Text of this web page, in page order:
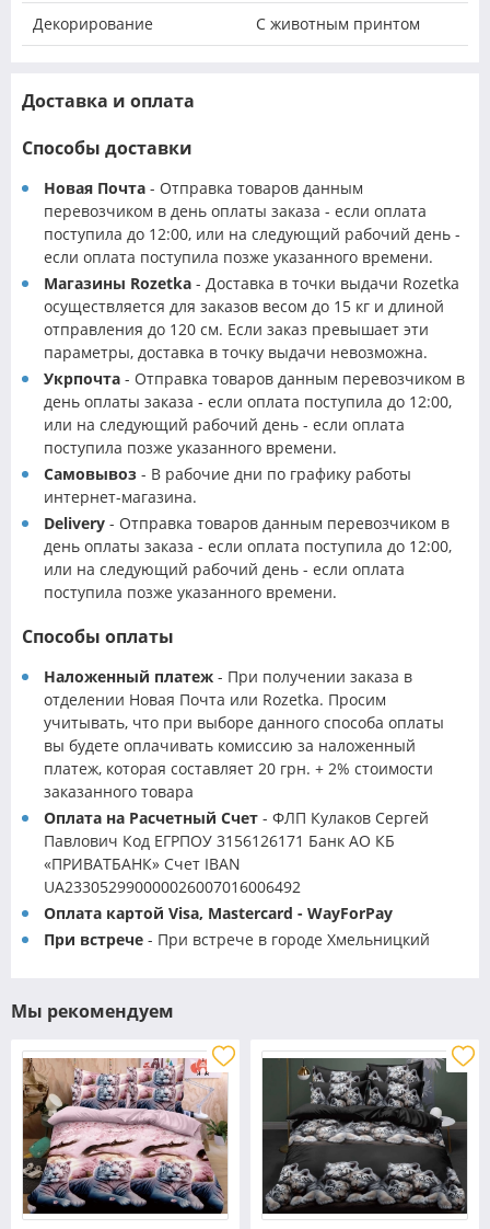
Декорирование С животным принтом
Доставка и оплата
Способы доставки
Новая Почта - Отправка товаров данным
перевозчиком в день оплаты заказа - если оплата
поступила до 12:00, или на следующий рабочий день -
если оплата поступила позже указанного времени.
Магазины Rozetka - Доставка в точки выдачи Rozetka
осуществляется для заказов весом до 15 кг и длиной
отправления до 120 см. Если заказ превышает эти
параметры, доставка в точку выдачи невозможна.
Укрпочта - Отправка товаров данным перевозчиком в
день оплаты заказа - если оплата поступила до 12:00,
или на следующий рабочий день - если оплата
поступила позже указанного времени.
Самовывоз - В рабочие дни по графику работы
интернет-магазина.
Delivery - Отправка товаров данным перевозчиком в
день оплаты заказа - если оплата поступила до 12:00,
или на следующий рабочий день - если оплата
поступила позже указанного времени.
Способы оплаты
Наложенный платеж - При получении заказа в
отделении Новая Почта или Rozetka. Просим
учитывать, что при выборе данного способа оплаты
вы будете оплачивать комиссию за наложенный
платеж, которая составляет 20 грн. + 2% стоимости
заказанного товара
Оплата на Расчетный Счет - ФЛП Кулаков Сергей
Павлович Код ЕГРПОУ 3156126171 Банк АО КБ
«ПРИВАТБАНК» Счет IBAN
UA233052990000026007016006492
Оплата картой Visa, Mastercard - WayForPay
При встрече - При встрече в городе Хмельницкий
Мы рекомендуем